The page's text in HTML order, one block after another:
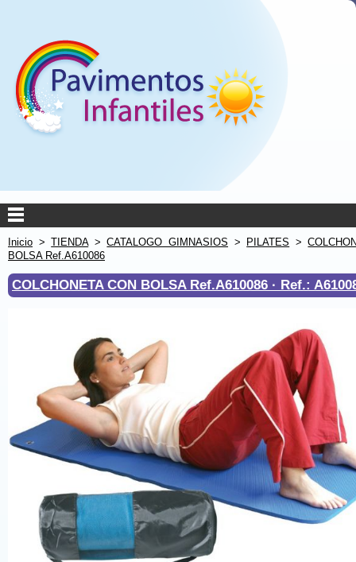
Inicio >TIENDA>CATALOGO GIMNASIOS > PILATES >
BOLSA Ref.A610086
COLCHONETA CON BOLSA Ref.A610086 · Ref.: